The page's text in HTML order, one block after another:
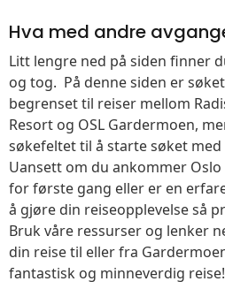
Hva med andre
Litt lengre ned på siden finner
og tog. På denne siden er
begrenset til reiser mellom
Resort og OSL Gardermoen,
søkefeltet til å starte søket med
Uansett om du ankommer
for første gang eller er en
å gjøre din reiseopplevelse så
Bruk våre ressurser og lenker
din reise til eller fra
fantastisk og minneverdig reise!